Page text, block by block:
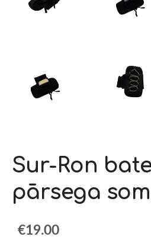
Sur-Ron
pārsega
€19.00